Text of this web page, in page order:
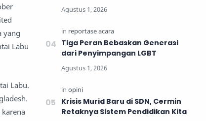
yang
Labu
Labu.
Tiga Peran Bebaskan Generasi
dari Penyimpangan LGBT
Krisis Murid Baru di SDN, Cermin
Retaknya Sistem Pendidikan Kita